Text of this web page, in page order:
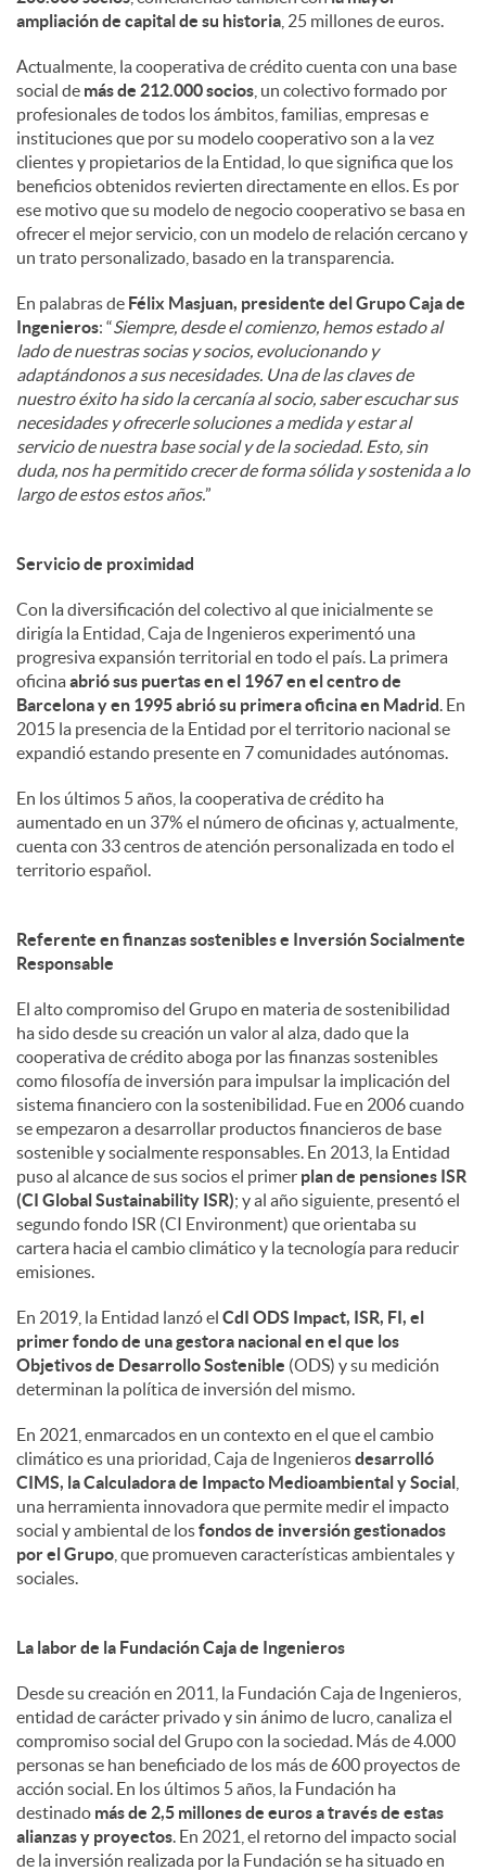
ampliación de capital de su historia , 25 millones de euros.
Actualmente, la cooperativa de crédito cuenta con una base
social de más de 212.000 socios , un colectivo formado por
profesionales de todos los ámbitos, familias, empresas e
instituciones que por su modelo cooperativo son a la vez
clientes y propietarios de la Entidad, lo que significa que los
beneficios obtenidos revierten directamente en ellos. Es por
ese motivo que su modelo de negocio cooperativo se basa en
ofrecer el mejor servicio, con un modelo de relación cercano y
un trato personalizado, basado en la transparencia.
En palabras de Félix Masjuan, presidente del Grupo Caja de
Ingenieros: “Siempre, desde el comienzo, hemos estado al
lado de nuestras socias y socios, evolucionando y
adaptándonos a sus necesidades. Una de las claves de
nuestro éxito ha sido la cercanía al socio, saber escuchar sus
necesidades y ofrecerle soluciones a medida y estar al
servicio de nuestra base social y de la sociedad. Esto, sin
duda, nos ha permitido crecer de forma sólida y sostenida a lo
largo de estos estos años.”
Servicio de proximidad
Con la diversificación del colectivo al que inicialmente se
dirigía la Entidad, Caja de Ingenieros experimentó una
progresiva expansión territorial en todo el país. La primera
oficinaabrió sus puertas en el 1967 en el centro de
Barcelona y en 1995 abrió su primera oficina en Madrid. En
2015 la presencia de la Entidad por el territorio nacional se
expandió estando presente en 7 comunidades autónomas.
En los últimos 5 años, la cooperativa de crédito ha
aumentado en un 37% el número de oficinas y, actualmente,
cuenta con 33 centros de atención personalizada en todo el
territorio español.
Referente en finanzas sostenibles e Inversión Socialmente
Responsable
El alto compromiso del Grupo en materia de sostenibilidad
ha sido desde su creación un valor al alza, dado que la
cooperativa de crédito aboga por las finanzas sostenibles
como filosofía de inversión para impulsar la implicación del
sistema financiero con la sostenibilidad. Fue en 2006 cuando
se empezaron a desarrollar productos financieros de base
sostenible y socialmente responsables. En 2013, la Entidad
puso al alcance de sus socios el primer plan de pensiones ISR
(CI Global Sustainability ISR); y al año siguiente, presentó el
segundo fondo ISR (CI Environment) que orientaba su
cartera hacia el cambio climático y la tecnología para reducir
emisiones.
En 2019, la Entidad lanzó el CdI ODS Impact, ISR, FI, el
primer fondo de una gestora nacional en el que los
Objetivos de Desarrollo Sostenible (ODS) y su medición
determinan la política de inversión del mismo.
En 2021, enmarcados en un contexto en el que el cambio
climático es una prioridad, Caja de Ingenierosdesarrolló
CIMS, la Calculadora de Impacto Medioambiental y Social
una herramienta innovadora que permite medir el impacto
social y ambiental de losfondos de inversión gestionados
por el Grupo , que promueven características ambientales y
sociales.
La labor de la Fundación Caja de Ingenieros
Desde su creación en 2011, la Fundación Caja de Ingenieros,
entidad de carácter privado y sin ánimo de lucro, canaliza el
compromiso social del Grupo con la sociedad. Más de 4.000
personas se han beneficiado de los más de 600 proyectos de
acción social. En los últimos 5 años, la Fundación ha
destinado más de 2,5 millones de euros a través de estas
alianzas y proyectos. En 2021, el retorno del impacto social
de la inversión realizada por la Fundación se ha situado en